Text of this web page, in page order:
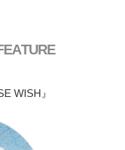
WISH』